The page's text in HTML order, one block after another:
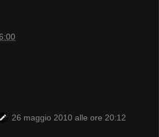
26 maggio 2010 alle ore 20:12